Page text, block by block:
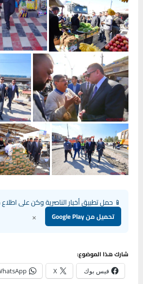
📱 حمل تطبيق أخبار الناصرية وكن على اطلاع
تحميل من Google Play ×
شارك هذا الموضوع:
فيس بوك X